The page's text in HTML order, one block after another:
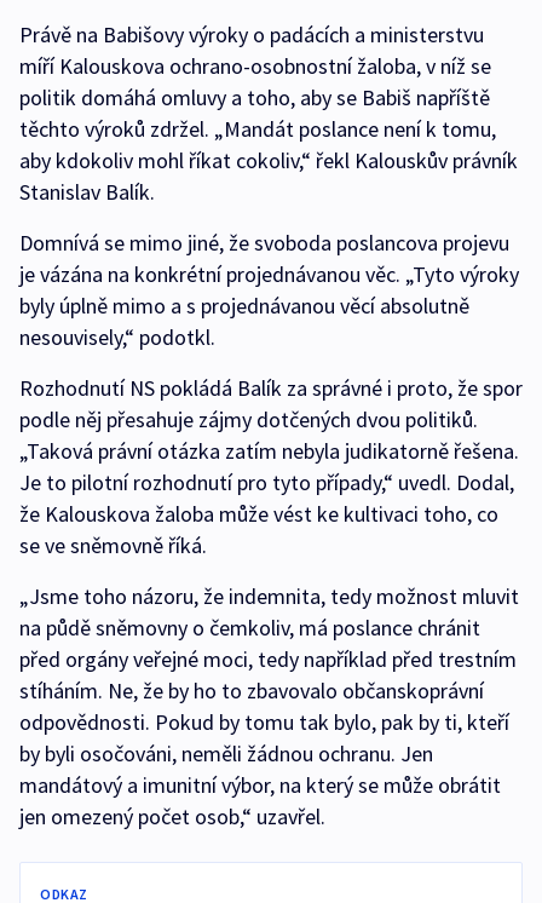
Právě na Babišovy výroky o padácích a ministerstvu
míří Kalouskova ochrano-osobnostní žaloba, v níž se
politik domáhá omluvy a toho, aby se Babiš napříště
těchto výroků zdržel. „Mandát poslance není k tomu,
aby kdokoliv mohl říkat cokoliv,“ řekl Kalouskův právník
Stanislav Balík.
Domnívá se mimo jiné, že svoboda poslancova projevu
je vázána na konkrétní projednávanou věc. „Tyto výroky
byly úplně mimo a s projednávanou věcí absolutně
nesouvisely,“ podotkl.
Rozhodnutí NS pokládá Balík za správné i proto, že spor
podle něj přesahuje zájmy dotčených dvou politiků.
„Taková právní otázka zatím nebyla judikatorně řešena.
Je to pilotní rozhodnutí pro tyto případy,“ uvedl. Dodal,
že Kalouskova žaloba může vést ke kultivaci toho, co
se ve sněmovně říká.
„Jsme toho názoru, že indemnita, tedy možnost mluvit
na půdě sněmovny o čemkoliv, má poslance chránit
před orgány veřejné moci, tedy například před trestním
stíháním. Ne, že by ho to zbavovalo občanskoprávní
odpovědnosti. Pokud by tomu tak bylo, pak by ti, kteří
by byli osočováni, neměli žádnou ochranu. Jen
mandátový a imunitní výbor, na který se může obrátit
jen omezený počet osob,“ uzavřel.
ODKAZ